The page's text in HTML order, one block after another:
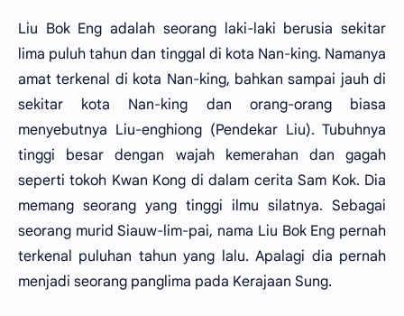
Liu Bok Eng adalah seorang laki-laki berusia sekitar
lima puluh tahun dan tinggal di kota Nan-king. Namanya
amat terkenal di kota Nan-king, bahkan sampai jauh di
sekitar kota Nan-king dan orang-orang biasa
menyebutnya Liu-enghiong (Pendekar Liu). Tubuhnya
tinggi besar dengan wajah kemerahan dan gagah
seperti tokoh Kwan Kong di dalam cerita Sam Kok. Dia
memang seorang yang tinggi ilmu silatnya. Sebagai
seorang murid Siauw-lim-pai, nama Liu Bok Eng pernah
terkenal puluhan tahun yang lalu. Apalagi dia pernah
menjadi seorang panglima pada Kerajaan Sung.